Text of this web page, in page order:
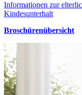
Informationen zur
Kindesunterhalt
Broschürenübersicht